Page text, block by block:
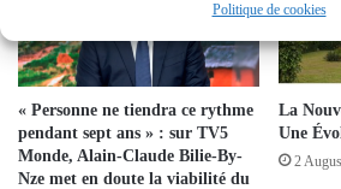
Politique de cookies
« Personne ne tiendra ce rythme
pendant sept ans » : sur TV5
Monde, Alain-Claude Bilie-By-
Nze met en doute la viabilité du
La
Une
2